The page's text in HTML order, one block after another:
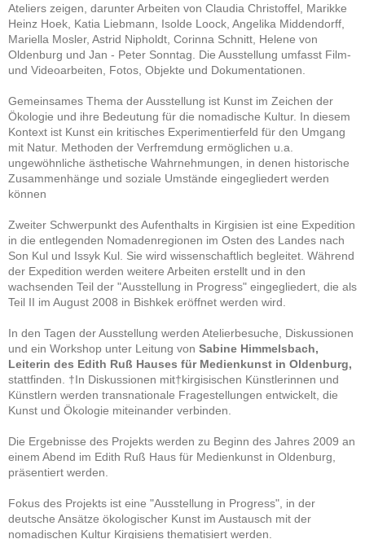
Ateliers zeigen, darunter Arbeiten von Claudia Christoffel, Marikke
Heinz Hoek, Katia Liebmann, Isolde Loock, Angelika Middendorff,
Mariella Mosler, Astrid Nipholdt, Corinna Schnitt, Helene von
Oldenburg und Jan - Peter Sonntag. Die Ausstellung umfasst Film-
und Videoarbeiten, Fotos, Objekte und Dokumentationen.
Gemeinsames Thema der Ausstellung ist Kunst im Zeichen der
Ökologie und ihre Bedeutung für die nomadische Kultur. In diesem
Kontext ist Kunst ein kritisches Experimentierfeld für den Umgang
mit Natur. Methoden der Verfremdung ermöglichen u.a.
ungewöhnliche ästhetische Wahrnehmungen, in denen historische
Zusammenhänge und soziale Umstände eingegliedert werden
können
Zweiter Schwerpunkt des Aufenthalts in Kirgisien ist eine Expedition
in die entlegenden Nomadenregionen im Osten des Landes nach
Son Kul und Issyk Kul. Sie wird wissenschaftlich begleitet. Während
der Expedition werden weitere Arbeiten erstellt und in den
wachsenden Teil der "Ausstellung in Progress" eingegliedert, die als
Teil II im August 2008 in Bishkek eröffnet werden wird.
In den Tagen der Ausstellung werden Atelierbesuche, Diskussionen
und ein Workshop unter Leitung von Sabine Himmelsbach,
Leiterin des Edith Ruß Hauses für Medienkunst in Oldenburg,
stattfinden. †In Diskussionen mit†kirgisischen Künstlerinnen und
Künstlern werden transnationale Fragestellungen entwickelt, die
Kunst und Ökologie miteinander verbinden.
Die Ergebnisse des Projekts werden zu Beginn des Jahres 2009 an
einem Abend im Edith Ruß Haus für Medienkunst in Oldenburg,
präsentiert werden.
Fokus des Projekts ist eine "Ausstellung in Progress", in der
deutsche Ansätze ökologischer Kunst im Austausch mit der
nomadischen Kultur Kirgisiens thematisiert werden.